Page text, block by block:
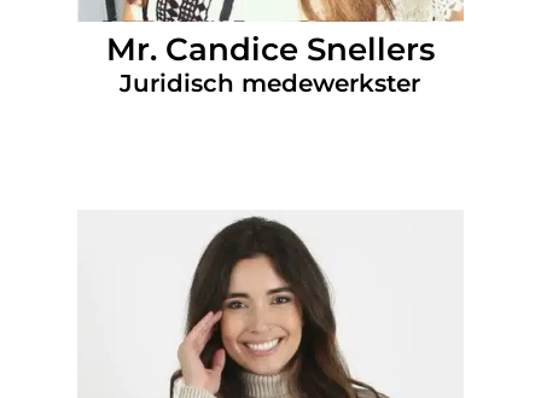
Mr. Candice Snellers
Juridisch medewerkster